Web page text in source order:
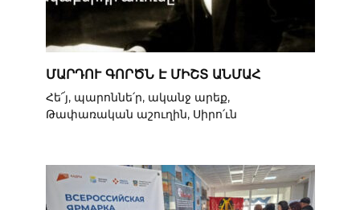
ՄԱՐԴՈՒ ԳՈՐԾՆ Է ՄԻՇՏ ԱՆՄԱՀ
Հե՜յ, պարոննե՛ր, ականջ արեք,
Թափառական աշուղին, Սիրո՛ւն